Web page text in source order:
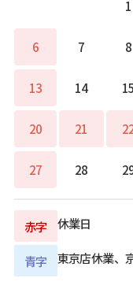
1
6 7 8
13 14 15
20 21
27 28
赤字 休業日
青字 東京店休業、